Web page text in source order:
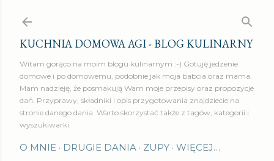
KUCHNIA DOMOWA AGI - BLOG KULINARNY
Witam gorąco na moim blogu kulinarnym :-) Gotuję jedzenie
domowe i po domowemu, podobnie jak moja babcia oraz mama.
Mam nadzieję, że posmakują Wam moje przepisy oraz propozycje
dań. Przyprawy, składniki i opis przygotowania znajdziecie na
stronie danego dania. Warto skorzystać także z tagów, kategorii i
wyszukiwarki.
O MNIE DRUGIE DANIA ZUPY WIĘCEJ…